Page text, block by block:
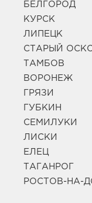
БЕЛГОРОД
КУРСК
ЛИПЕЦК
СТАРЫЙ
ТАМБОВ
ВОРОНЕЖ
ГРЯЗИ
ГУБКИН
СЕМИЛУКИ
ЛИСКИ
ЕЛЕЦ
ТАГАНРОГ
РОСТОВ-НА-